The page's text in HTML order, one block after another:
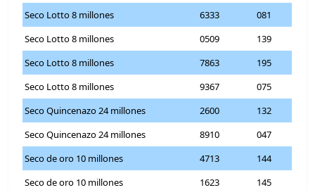
Seco Lotto 8 millones
6333
081
Seco Lotto 8 millones
0509
139
Seco Lotto 8 millones
7863
195
Seco Lotto 8 millones
9367
075
Seco Quincenazo 24 millones
2600
132
Seco Quincenazo 24 millones
8910
047
Seco de oro 10 millones
4713
144
Seco de oro 10 millones
1623
145